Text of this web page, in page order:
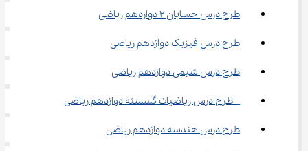
طرح درس حسابان ۲ دوازدهم ریاضی
طرح درس فیزیک دوازدهم ریاضی
طرح درس شیمی دوازدهم ریاضی
طرح درس ریاضیات گسسته دوازدهم ریاضی
طرح درس هندسه دوازدهم ریاضی